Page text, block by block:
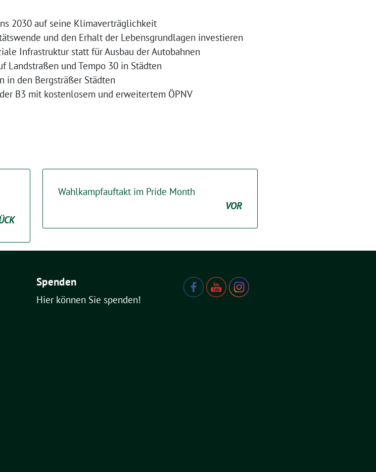
2030 auf seine Klimaverträglichkeit
und den Erhalt der Lebensgrundlagen investieren
Infrastruktur statt für Ausbau der Autobahnen
Landstraßen und Tempo 30 in Städten
in den Bergsträßer Städten
B3 mit kostenlosem und erweitertem ÖPNV
Wahlkampfauftakt im Pride Month
VOR
Spenden
Hier können Sie spenden!